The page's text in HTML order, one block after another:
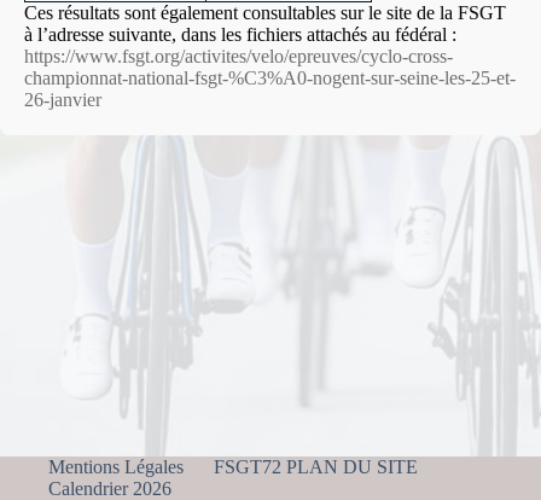
Ces résultats sont également consultables sur le site de la FSGT
à l’adresse suivante, dans les fichiers attachés au fédéral :
https://www.fsgt.org/activites/velo/epreuves/cyclo-cross-
championnat-national-fsgt-%C3%A0-nogent-sur-seine-les-25-et-
26-janvier
Mentions Légales
FSGT72 PLAN DU SITE
Calendrier 2026